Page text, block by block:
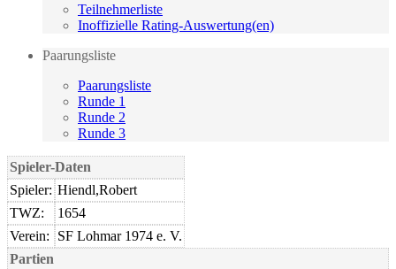
Teilnehmerliste
Inoffizielle Rating-Auswertung(en)
Paarungsliste
Paarungsliste
Runde 1
Runde 2
Runde 3
Spieler-Daten
Spieler: Hiendl,Robert
TWZ:
1654
Verein:
SF Lohmar 1974 e. V.
Partien